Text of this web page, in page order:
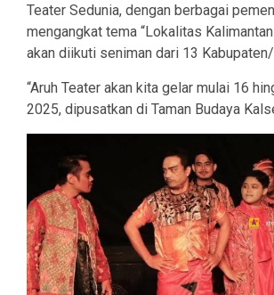
Teater Sedunia, dengan berbagai
mengangkat tema “Lokalitas Kalimantan
akan diikuti seniman dari 13
“Aruh Teater akan kita gelar mulai 16
2025, dipusatkan di Taman Budaya